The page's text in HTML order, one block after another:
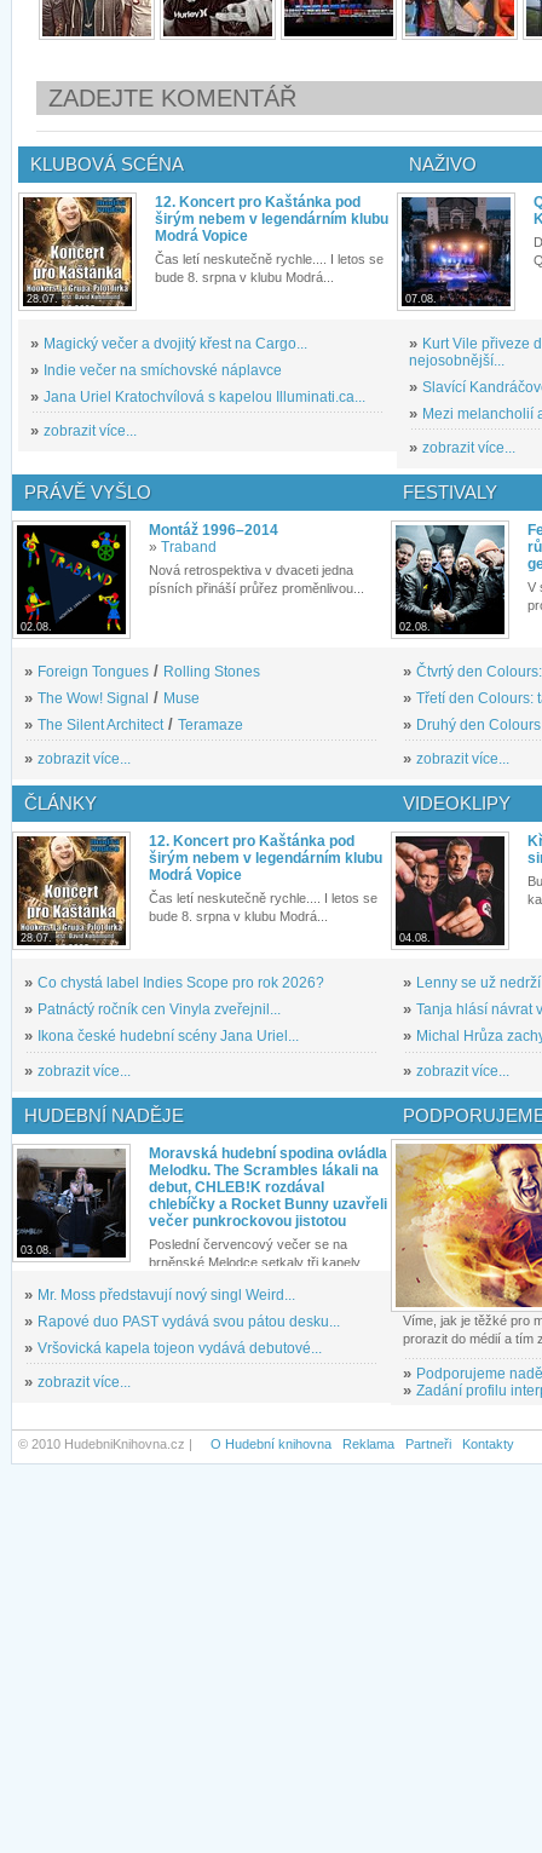
ZADEJTE KOMENTÁŘ
KLUBOVÁ SCÉNA
28.07.
12. Koncert pro Kaštánka pod
širým nebem v legendárním klubu
Modrá Vopice
Čas letí neskutečně rychle.... I letos se
bude 8. srpna v klubu Modrá...
» Magický večer a dvojitý křest na Cargo...
» Indie večer na smíchovské náplavce
» Jana Uriel Kratochvílová s kapelou Illuminati.ca...
» zobrazit více...
NAŽIVO
07.08.
» Kurt Vile přiveze
nejosobnější...
» Slavící
» Mezi melancholií
» zobrazit více...
PRÁVĚ VYŠLO
02.08.
Montáž 1996–2014
» Traband
Nová retrospektiva v dvaceti jedna
písních přináší průřez proměnlivou...
» Foreign Tongues / Rolling Stones
» The Wow! Signal / Muse
» The Silent Architect/ Teramaze
» zobrazit více...
FESTIVALY
02.08.
V
» Čtvrtý den
» Třetí den Colours:
» Druhý den
» zobrazit více...
ČLÁNKY
28.07.
12. Koncert pro Kaštánka pod
širým nebem v legendárním klubu
Modrá Vopice
Čas letí neskutečně rychle.... I letos se
bude 8. srpna v klubu Modrá...
» Co chystá label Indies Scope pro rok 2026?
» Patnáctý ročník cen Vinyla zveřejnil...
»
Ikona české hudební scény Jana Uriel...
» zobrazit více...
VIDEOKLIPY
04.08.
» Lenny se už
» Tanja hlásí návrat
» Michal Hrůza
» zobrazit více...
HUDEBNÍ NADĚJE
03.08.
Moravská hudební spodina ovládla
Melodku. The Scrambles lákali na
debut, CHLEB!K rozdával
chlebíčky a Rocket Bunny uzavřeli
večer punkrockovou jistotou
Poslední červencový večer se na
brněnské Melodce setkaly tři kapely...
» Mr. Moss představují nový singl Weird...
» Rapové duo PAST vydává svou pátou desku...
» Vršovická kapela tojeon vydává debutové...
» zobrazit více...
Víme, jak je těžké pro
prorazit do médií a tím
» Podporujeme
» Zadání profilu
© 2010 HudebniKnihovna.cz | O Hudební knihovna Reklama Partneři Kontakty